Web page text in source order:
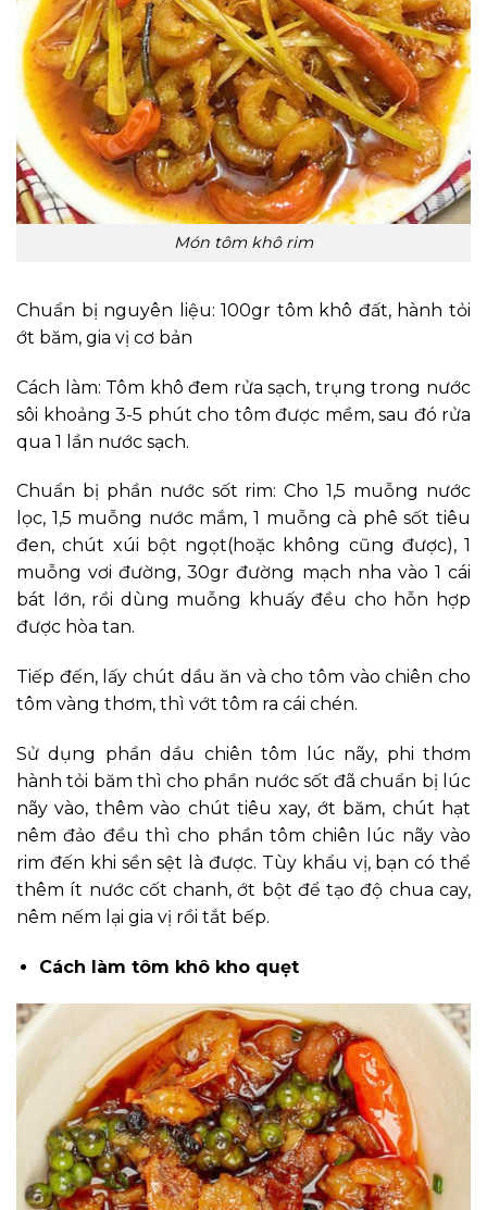
Món tôm khô rim
Chuẩn bị nguyên liệu: 100gr tôm khô đất, hành tỏi
ớt băm, gia vị cơ bản
Cách làm: Tôm khô đem rửa sạch, trụng trong nước
sôi khoảng 3-5 phút cho tôm được mềm, sau đó rửa
qua 1 lần nước sạch.
Chuẩn bị phần nước sốt rim: Cho 1,5 muỗng nước
lọc, 1,5 muỗng nước mắm, 1 muỗng cà phê sốt tiêu
đen, chút xúi bột ngọt(hoặc không cũng được), 1
muỗng vơi đường, 30gr đường mạch nha vào 1 cái
bát lớn, rồi dùng muỗng khuấy đều cho hỗn hợp
được hòa tan.
Tiếp đến, lấy chút dầu ăn và cho tôm vào chiên cho
tôm vàng thơm, thì vớt tôm ra cái chén.
Sử dụng phần dầu chiên tôm lúc nãy, phi thơm
hành tỏi băm thì cho phần nước sốt đã chuẩn bị lúc
nãy vào, thêm vào chút tiêu xay, ớt băm, chút hạt
nêm đảo đều thì cho phần tôm chiên lúc nãy vào
rim đến khi sền sệt là được. Tùy khẩu vị, bạn có thể
thêm ít nước cốt chanh, ớt bột để tạo độ chua cay,
nêm nếm lại gia vị rồi tắt bếp.
Cách làm tôm khô kho quẹt